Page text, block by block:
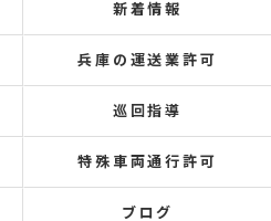
新着情報
兵庫の運送業許可
巡回指導
特殊車両通行許可
ブログ